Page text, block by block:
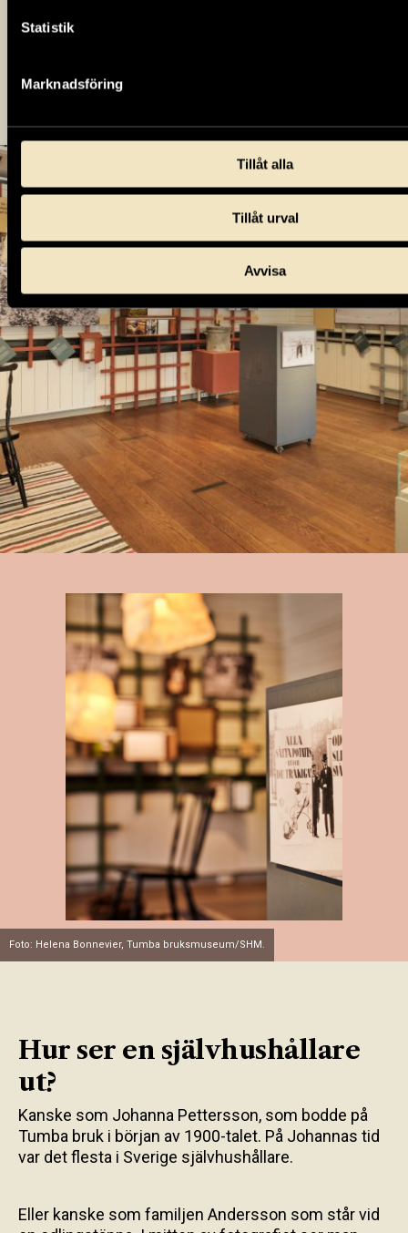
Statistik
Marknadsföring
Tillåt alla
Tillåt urval
Avvisa
samt planering som krävdes året runt för att få mat
Foto: Helena Bonnevier, Tumba bruksmuseum/SHM.
Hur ser en självhushållare
ut?
Kanske som Johanna Pettersson, som bodde på
Tumba bruk i början av 1900-talet. På Johannas tid
var det flesta i Sverige självhushållare.
Eller kanske som familjen Andersson som står vid